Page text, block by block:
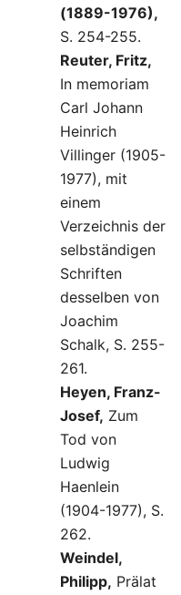
(1889-1976),
S. 254-255.
Reuter, Fritz,
In memoriam
Carl Johann
Heinrich
Villinger (1905-
1977), mit
einem
Verzeichnis der
selbständigen
Schriften
desselben von
Joachim
Schalk, S. 255-
261.
Heyen, Franz-
Josef, Zum
Tod von
Ludwig
Haenlein
(1904-1977), S.
262.
Weindel,
Philipp, Prälat